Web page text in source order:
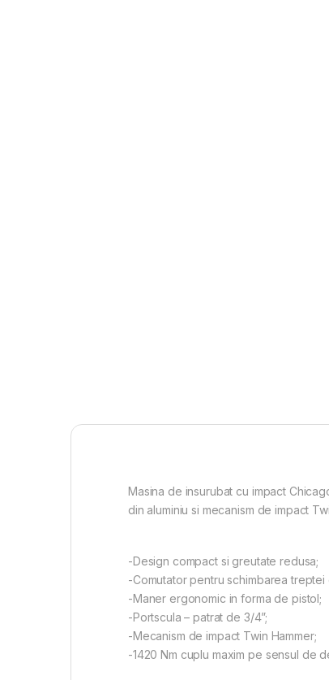
Masina de insurubat cu impact
din aluminiu si mecanism de impact
-Design compact si greutate redusa;
-Comutator pentru schimbarea
-Maner ergonomic in forma de pistol;
-Portscula – patrat de 3/4”;
-Mecanism de impact Twin Hammer;
-1420 Nm cuplu maxim pe sensul de